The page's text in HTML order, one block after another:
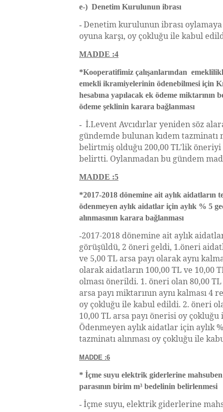
e-) Denetim Kurulunun ibrası
- Denetim kurulunun ibrası
oyuna karşı, oy çokluğu ile kabul
MADDE :4
*Kooperatifimiz çalışanlarından
emekli ikramiyelerinin ödenebilmesi için
hesabına yapılacak ek ödeme miktarının
ödeme şeklinin karara bağlanması
- İ.Levent Avcıdırlar yeniden söz
gündemde bulunan kıdem tazminatı
belirtmiş olduğu 200,00 TL'lik
belirtti. Oylanmadan bu gündem
MADDE :5
*2017-2018 dönemine ait aylık aidatların
ödenmeyen aylık aidatlar için aylık % 5
alınmasının karara bağlanması
-2017-2018 dönemine ait aylık
görüşüldü, 2 öneri geldi, 1.öneri
ve 5,00 TL arsa payı olarak aynı
olarak aidatların 100,00 TL ve 10,00
olması önerildi. 1. öneri olan 80,00
arsa payı miktarının aynı kalması 4
oy çokluğu ile kabul edildi. 2. öneri
10,00 TL arsa payı önerisi oy
Ödenmeyen aylık aidatlar için aylık
tazminatı alınması oy çokluğu ile
MADDE :6
* İçme suyu elektrik giderlerine mahsuben
parasının birim m³ bedelinin belirlenmesi
- İçme suyu, elektrik giderlerine